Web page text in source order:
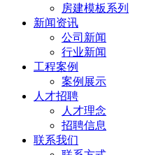
房建模板系列
新闻资讯
公司新闻
行业新闻
工程案例
案例展示
人才招聘
人才理念
招聘信息
联系我们